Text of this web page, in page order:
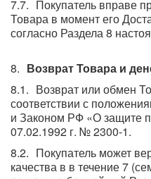
Покупатель вправе
Товара в момент его
согласно Раздела 8
Возврат Товара и
Возврат или обмен
соответствии с
и Законом РФ «О защите
07.02.1992 г. № 2300-1.
Покупатель может
качества в в течение 7